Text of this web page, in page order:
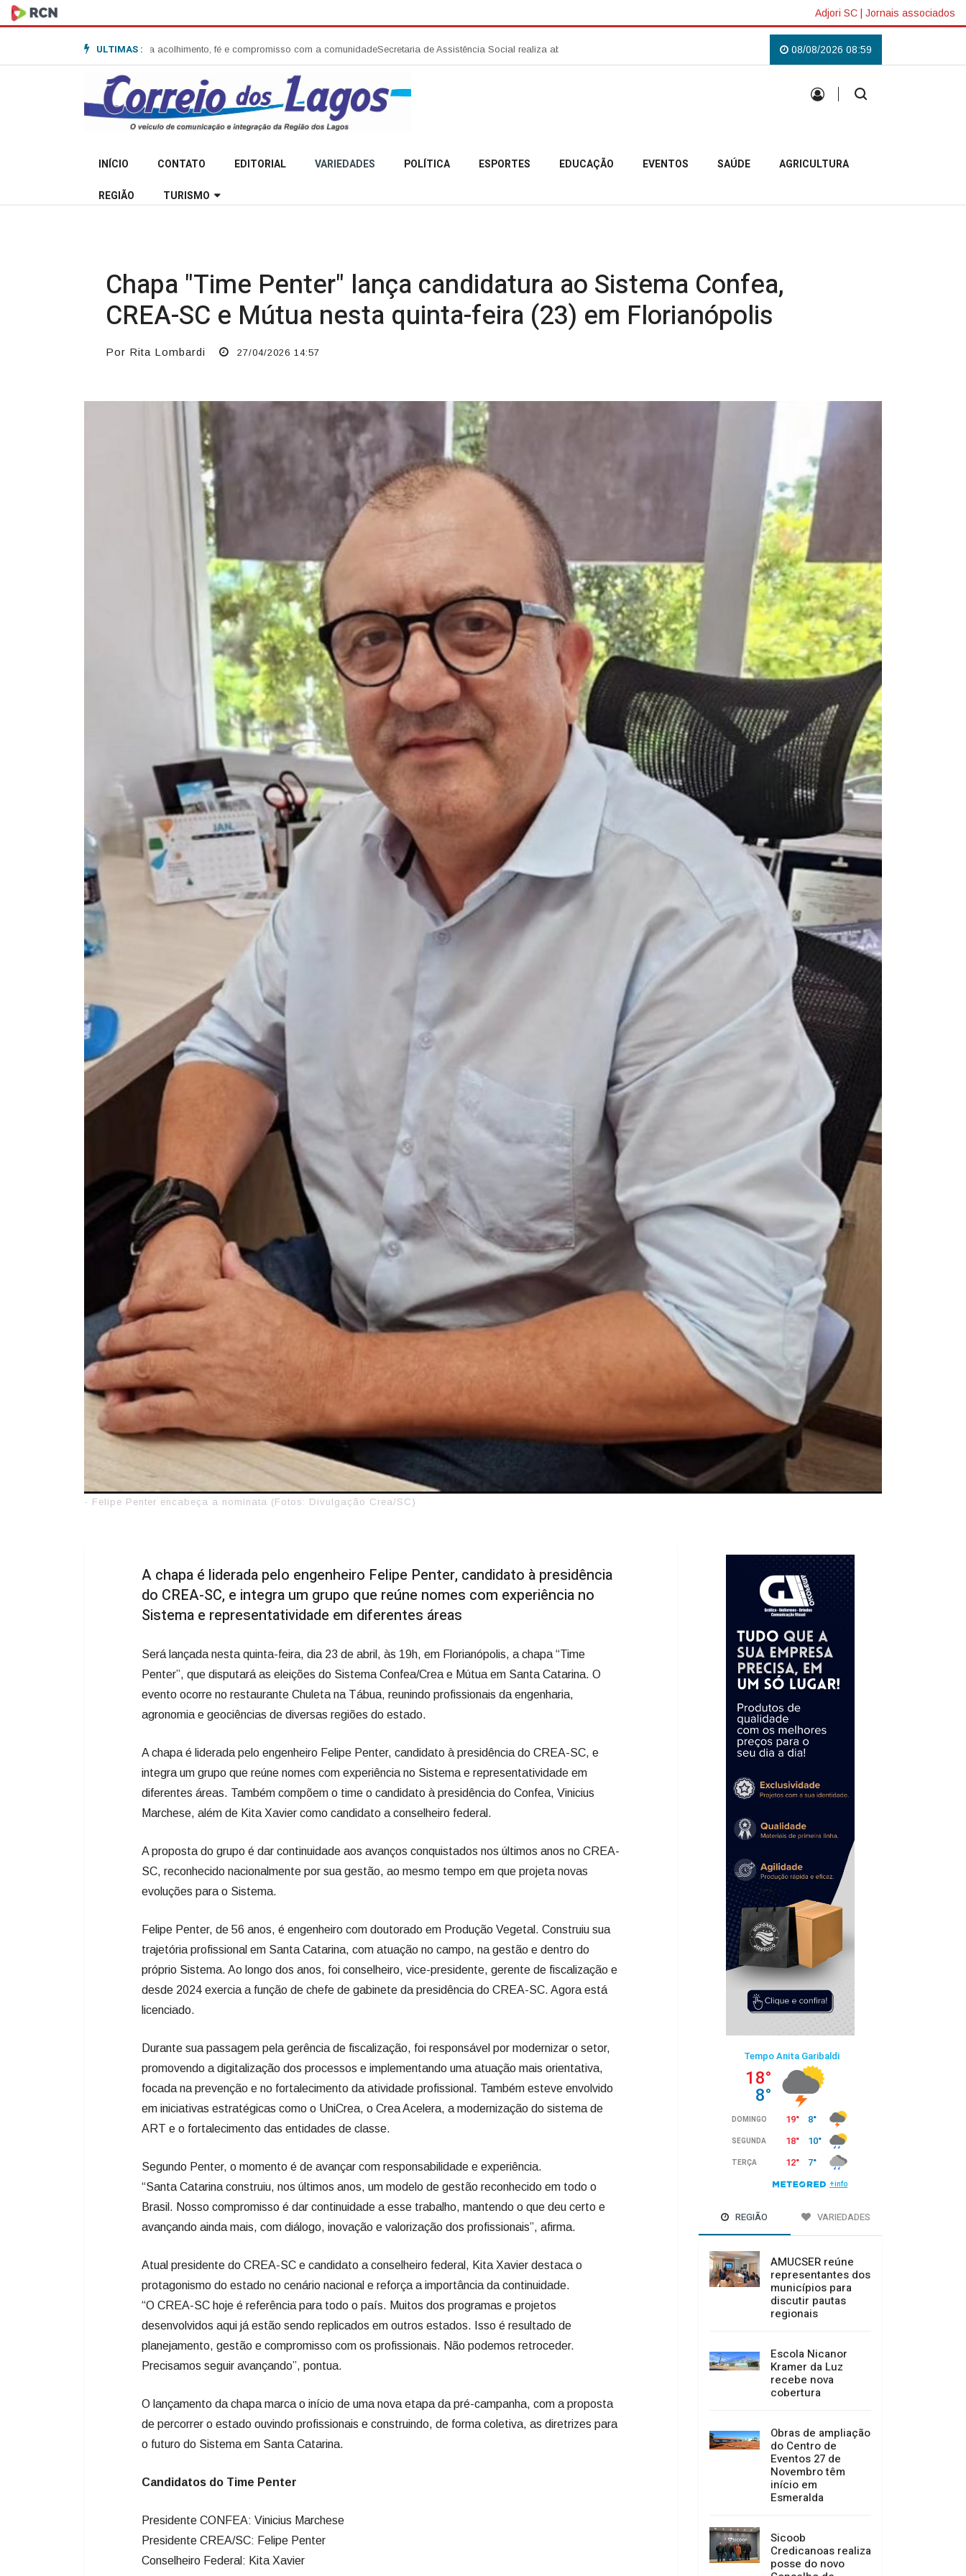
Adjori SC | Jornais associados
ULTIMAS :
e destaca acolhimento, fé e compromisso com a comunidadeSecretaria de Assistência Social realiza abertura da Campanha Agosto Lilás em Campo Belo do Sul Uma tradição que voltou a reunir a comunidade
08/08/2026 08:59
INÍCIO CONTATO EDITORIAL VARIEDADES POLÍTICA ESPORTES EDUCAÇÃO EVENTOS SAÚDE AGRICULTURA
REGIÃO TURISMO
Chapa "Time Penter" lança candidatura ao Sistema Confea,
CREA-SC e Mútua nesta quinta-feira (23) em Florianópolis
Por Rita Lombardi 27/04/2026 14:57
- Felipe Penter encabeça a nominata (Fotos: Divulgação Crea/SC)
A chapa é liderada pelo engenheiro Felipe Penter, candidato à presidência
do CREA-SC, e integra um grupo que reúne nomes com experiência no
Sistema e representatividade em diferentes áreas
Será lançada nesta quinta-feira, dia 23 de abril, às 19h, em Florianópolis, a chapa “Time
Penter”, que disputará as eleições do Sistema Confea/Crea e Mútua em Santa Catarina. O
evento ocorre no restaurante Chuleta na Tábua, reunindo profissionais da engenharia,
agronomia e geociências de diversas regiões do estado.
A chapa é liderada pelo engenheiro Felipe Penter, candidato à presidência do CREA-SC, e
integra um grupo que reúne nomes com experiência no Sistema e representatividade em
diferentes áreas. Também compõem o time o candidato à presidência do Confea, Vinicius
Marchese, além de Kita Xavier como candidato a conselheiro federal.
A proposta do grupo é dar continuidade aos avanços conquistados nos últimos anos no CREA-
SC, reconhecido nacionalmente por sua gestão, ao mesmo tempo em que projeta novas
evoluções para o Sistema.
Felipe Penter, de 56 anos, é engenheiro com doutorado em Produção Vegetal. Construiu sua
trajetória profissional em Santa Catarina, com atuação no campo, na gestão e dentro do
próprio Sistema. Ao longo dos anos, foi conselheiro, vice-presidente, gerente de fiscalização e
desde 2024 exercia a função de chefe de gabinete da presidência do CREA-SC. Agora está
licenciado.
Durante sua passagem pela gerência de fiscalização, foi responsável por modernizar o setor,
promovendo a digitalização dos processos e implementando uma atuação mais orientativa,
focada na prevenção e no fortalecimento da atividade profissional. Também esteve envolvido
em iniciativas estratégicas como o UniCrea, o Crea Acelera, a modernização do sistema de
ART e o fortalecimento das entidades de classe.
Segundo Penter, o momento é de avançar com responsabilidade e experiência.
“Santa Catarina construiu, nos últimos anos, um modelo de gestão reconhecido em todo o
Brasil. Nosso compromisso é dar continuidade a esse trabalho, mantendo o que deu certo e
avançando ainda mais, com diálogo, inovação e valorização dos profissionais”, afirma.
Atual presidente do CREA-SC e candidato a conselheiro federal, Kita Xavier destaca o
protagonismo do estado no cenário nacional e reforça a importância da continuidade.
“O CREA-SC hoje é referência para todo o país. Muitos dos programas e projetos
desenvolvidos aqui já estão sendo replicados em outros estados. Isso é resultado de
planejamento, gestão e compromisso com os profissionais. Não podemos retroceder.
Precisamos seguir avançando”, pontua.
O lançamento da chapa marca o início de uma nova etapa da pré-campanha, com a proposta
de percorrer o estado ouvindo profissionais e construindo, de forma coletiva, as diretrizes para
o futuro do Sistema em Santa Catarina.
Candidatos do Time Penter
Presidente CONFEA: Vinicius Marchese
Presidente CREA/SC: Felipe Penter
Conselheiro Federal: Kita Xavier
REGIÃO VARIEDADES
AMUCSER reúne
representantes dos
municípios para
discutir pautas
regionais
Escola Nicanor
Kramer da Luz
recebe nova
cobertura
Obras de ampliação
do Centro de
Eventos 27 de
Novembro têm
início em
Esmeralda
Sicoob
Credicanoas realiza
posse do novo